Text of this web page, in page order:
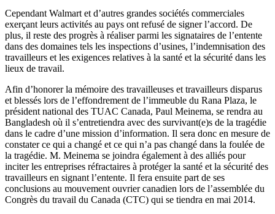
Cependant Walmart et d’autres grandes sociétés commerciales
exerçant leurs activités au pays ont refusé de signer l’accord. De
plus, il reste des progrès à réaliser parmi les signataires de l’entente
dans des domaines tels les inspections d’usines, l’indemnisation des
travailleurs et les exigences relatives à la santé et la sécurité dans les
lieux de travail.
Afin d’honorer la mémoire des travailleuses et travailleurs disparus
et blessés lors de l’effondrement de l’immeuble du Rana Plaza, le
président national des TUAC Canada, Paul Meinema, se rendra au
Bangladesh où il s’entretiendra avec des survivant(e)s de la tragédie
dans le cadre d’une mission d’information. Il sera donc en mesure de
constater ce qui a changé et ce qui n’a pas changé dans la foulée de
la tragédie. M. Meinema se joindra également à des alliés pour
inciter les entreprises réfractaires à protéger la santé et la sécurité des
travailleurs en signant l’entente. Il fera ensuite part de ses
conclusions au mouvement ouvrier canadien lors de l’assemblée du
Congrès du travail du Canada (CTC) qui se tiendra en mai 2014.